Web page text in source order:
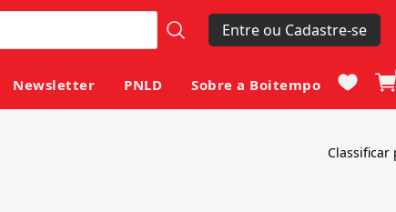
Entre ou Cadastre-se
Newsletter PNLD Sobre a Boitempo
Classificar